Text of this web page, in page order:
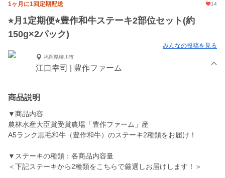
1ヶ月に1回定期配送 14
⭐︎月1定期便⭐︎豊作和牛ステーキ2部位セット(約
150g×2パック)
みんなの投稿を見る
福岡県柳川市
江口幸司 | 豊作ファーム
商品説明
▼商品内容
農林水産大臣賞受賞農場「豊作ファーム」産
A5ランク黒毛和牛（豊作和牛）のステーキ2種類をお届け！
▼ステーキの種類：各商品内容量
＜下記ステーキから2種類をこちらで厳選しお届けします！＞